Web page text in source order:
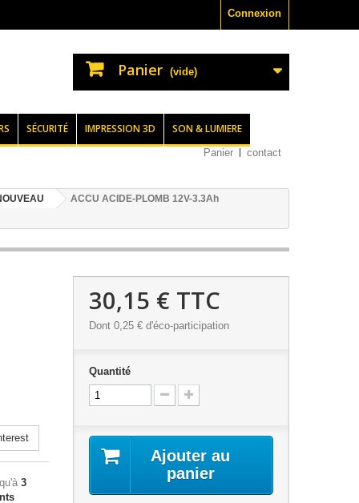
Connexion
Panier (vide)
SÉCURITÉ IMPRESSION 3D SON & LUMIERE
Panier contact
ACCU ACIDE-PLOMB 12V-3.3Ah
3
30,15 € TTC
Dont 0,25 €d'éco-participation
Quantité
Ajouter au
panier